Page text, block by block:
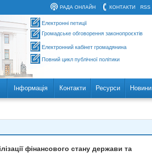
RSS
КОНТАКТИ
РАДА ОНЛАЙН
Електронні петиції
Громадське обговорення законопроєктів
Електронний кабінет громадянина
Повний цикл публічної політики
Інформація Контакти Ресурси Новини
фінансового стану держави та